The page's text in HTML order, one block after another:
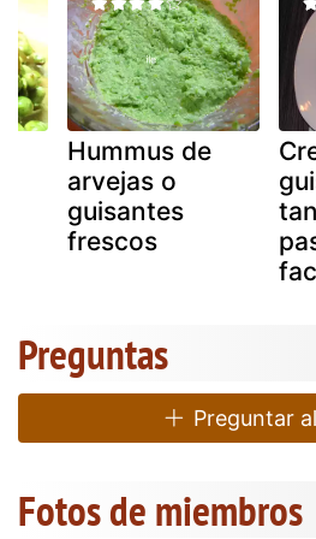
Hummus de
arvejas o
guisantes
frescos
Preguntas
Preguntar
Fotos de miembros